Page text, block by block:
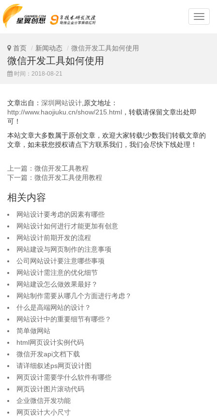
深
圳
首页 新闻动态 微信开发工具如何使用
微信开发工具如何使用
时间：2018-08-21
文章出自： 深圳网站设计 ,原文地址：
http://www.haojiuku.cn/show/215.html ，转载请保留文章出处即
可！
本站文章大多数属于原创文章，欢迎大家转载!少数我们转载文章的
文章，如未获您授权请点下方联系我们，我们会尽快下线处理！
上一篇：微信开发工具教程
下一篇：微信开发工具使用教程
相关内容
网站设计要考虑的因素有哪些
网站设计如何进行才能更加有创意
网站设计前期开发的流程
网站建设与网页制作的注意事项
公司网站设计要注意哪些事项
网站设计需注意的优化细节
网站建设怎么做效果最好？
网站制作需要从哪几个方面进行考虑？
什么是高端网站的设计？
网站设计中的重要细节有哪些？
简单做网站
html网页设计实例代码
微信开发api文档下载
请详细叙述ps网页设计图
网页设计需要学什么软件有哪些
网页设计图片滚动代码
企业微信开发功能
网页设计大小尺寸